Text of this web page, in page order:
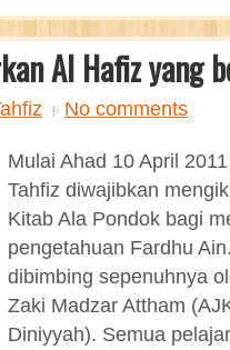
Al Hafiz yang
No comments
Mulai Ahad 10 April
Tahfiz diwajibkan
Kitab Ala Pondok bagi
pengetahuan Fardhu
dibimbing sepenuhnya
Zaki Madzar Attham
Diniyyah). Semua